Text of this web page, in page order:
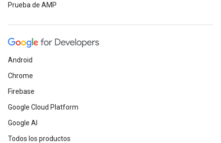
Prueba de AMP
Android
Chrome
Firebase
Google Cloud Platform
Google AI
Todos los productos